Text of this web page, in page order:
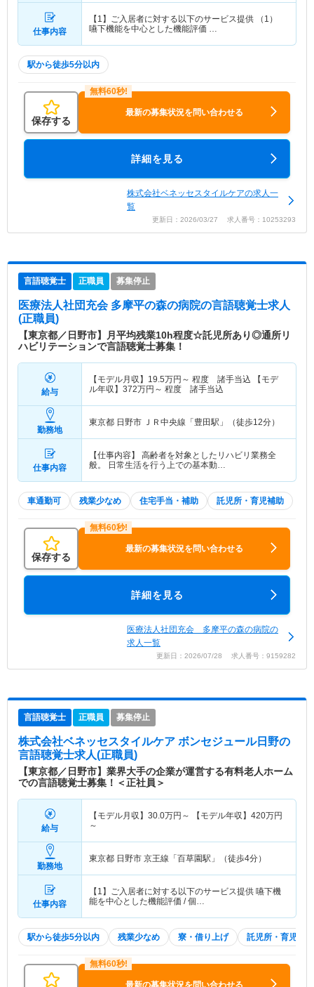
仕事内容
【1】ご入居者に対する以下のサービス提供 （1）
嚥下機能を中心とした機能評価 …
駅から徒歩5分以内
保存する
最新の募集状況を問い合わせる
詳細を見る
株式会社ベネッセスタイルケアの求人一
覧
更新日：2026/03/27 求人番号：10253293
言語聴覚士 正職員 募集停止
医療法人社団充会 多摩平の森の病院の言語聴覚士求人
(正職員)
【東京都／日野市】月平均残業10h程度☆託児所あり◎通所リ
ハビリテーションで言語聴覚士募集！
給与
【モデル月収】 19.5万円～ 程度 諸手当込 【モデ
ル年収】 372万円～ 程度 諸手当込
勤務地
東京都 日野市 ＪＲ中央線「豊田駅」（徒歩12分）
仕事内容
【仕事内容】 高齢者を対象としたリハビリ業務全
般。 日常生活を行う上での基本動…
車通勤可 残業少なめ 住宅手当・補助 託児所・育児補助
保存する
最新の募集状況を問い合わせる
詳細を見る
医療法人社団充会 多摩平の森の病院の
求人一覧
更新日：2026/07/28 求人番号：9159282
言語聴覚士 正職員 募集停止
株式会社ベネッセスタイルケア ボンセジュール日野の
言語聴覚士求人(正職員)
【東京都／日野市】業界大手の企業が運営する有料老人ホーム
での言語聴覚士募集！＜正社員＞
給与
【モデル月収】 30.0万円～ 【モデル年収】 420万円
～
勤務地
東京都 日野市 京王線「百草園駅」（徒歩4分）
仕事内容
【1】ご入居者に対する以下のサービス提供 嚥下機
能を中心とした機能評価 / 個…
駅から徒歩5分以内 残業少なめ 寮・借り上げ 託児所・育児補助